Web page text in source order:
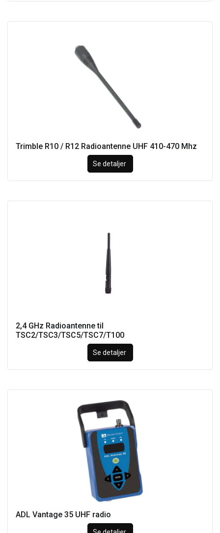
Trimble R10 / R12 Radioantenne UHF 410-470 Mhz
Se detaljer
2,4 GHz Radioantenne til
TSC2/TSC3/TSC5/TSC7/T100
Se detaljer
ADL Vantage 35 UHF radio